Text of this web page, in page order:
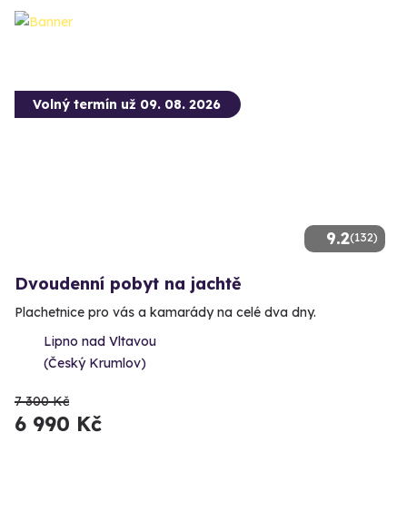
9.2(132)
Volný termín už 09. 08. 2026
Dvoudenní pobyt na jachtě
Plachetnice pro vás a kamarády na celé dva dny.
Lipno nad Vltavou
(Český Krumlov)
7 300 Kč
6 990 Kč